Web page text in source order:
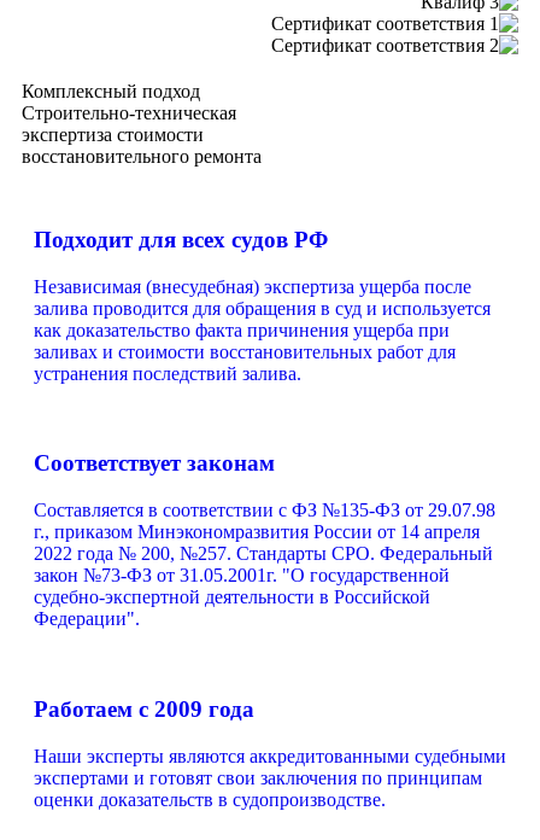
Комплексный подход
Строительно-техническая
экспертиза стоимости
восстановительного ремонта
Подходит для всех судов РФ
Независимая (внесудебная) экспертиза ущерба после
залива проводится для обращения в суд и используется
как доказательство факта причинения ущерба при
заливах и стоимости восстановительных работ для
устранения последствий залива.
Соответствует законам
Составляется в соответствии с ФЗ №135-ФЗ от 29.07.98
г., приказом Минэкономразвития России от 14 апреля
2022 года № 200, №257. Стандарты СРО. Федеральный
закон №73-ФЗ от 31.05.2001г. "О государственной
судебно-экспертной деятельности в Российской
Федерации".
Работаем с 2009 года
Наши эксперты являются аккредитованными судебными
экспертами и готовят свои заключения по принципам
оценки доказательств в судопроизводстве.